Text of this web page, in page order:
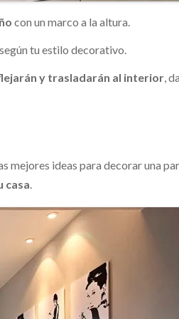
con un marco a la altura.
tu estilo decorativo.
y trasladarán al interior ,
mejores ideas para decorar una
casa.